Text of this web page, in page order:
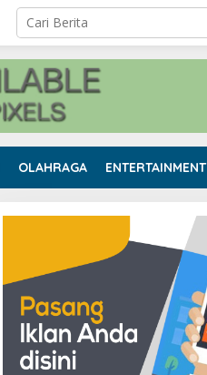
OLAHRAGA ENTERTAINMENT